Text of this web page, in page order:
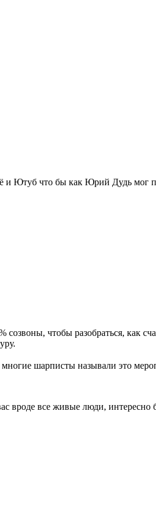
и Ютуб что бы как Юрий Дудь мог
чтобы разобраться, как
шарписты называли это
вроде все живые люди,